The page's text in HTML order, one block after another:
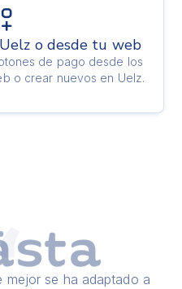
o desde tu web
de pago desde los
o crear nuevos en Uelz.
mejor se ha adaptado a